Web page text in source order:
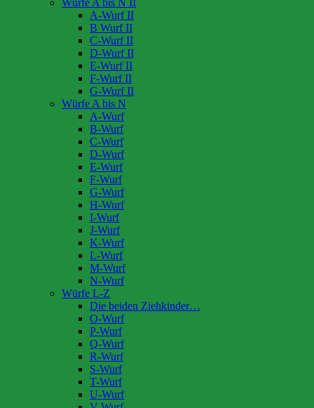
Würfe A bis N II
A-Wurf II
B Wurf II
C-Wurf II
D-Wurf II
E-Wurf II
F-Wurf II
G-Wurf II
Würfe A bis N
A-Wurf
B-Wurf
C-Wurf
D-Wurf
E-Wurf
F-Wurf
G-Wurf
H-Wurf
I-Wurf
J-Wurf
K-Wurf
L-Wurf
M-Wurf
N-Wurf
Würfe L-Z
Die beiden Ziehkinder…
O-Wurf
P-Wurf
Q-Wurf
R-Wurf
S-Wurf
T-Wurf
U-Wurf